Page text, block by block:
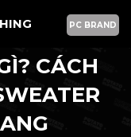
PC BRAND
CÁCH